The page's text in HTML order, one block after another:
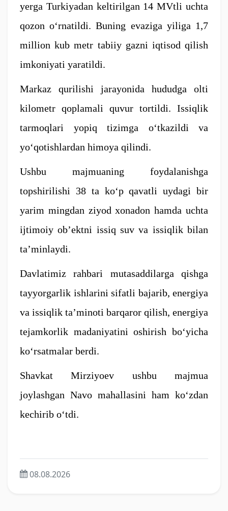
yerga Turkiyadan keltirilgan 14 MVtli uchta
qozon o‘rnatildi. Buning evaziga yiliga 1,7
million kub metr tabiiy gazni iqtisod qilish
imkoniyati yaratildi.
Markaz qurilishi jarayonida hududga olti
kilometr qoplamali quvur tortildi. Issiqlik
tarmoqlari yopiq tizimga o‘tkazildi va
yo‘qotishlardan himoya qilindi.
Ushbu majmuaning foydalanishga
topshirilishi 38 ta ko‘p qavatli uydagi bir
yarim mingdan ziyod xonadon hamda uchta
ijtimoiy ob’ektni issiq suv va issiqlik bilan
ta’minlaydi.
Davlatimiz rahbari mutasaddilarga qishga
tayyorgarlik ishlarini sifatli bajarib, energiya
va issiqlik ta’minoti barqaror qilish, energiya
tejamkorlik madaniyatini oshirish bo‘yicha
ko‘rsatmalar berdi.
Shavkat Mirziyoev ushbu majmua
joylashgan Navo mahallasini ham ko‘zdan
kechirib o‘tdi.
08.08.2026